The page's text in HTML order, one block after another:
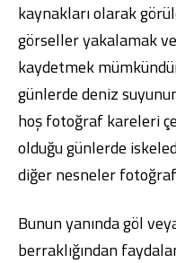
kaynakları olarak
görseller yakalamak
kaydetmek
günlerde deniz
hoş fotoğraf kareleri
olduğu günlerde
diğer nesneler
Bunun yanında göl
berraklığından